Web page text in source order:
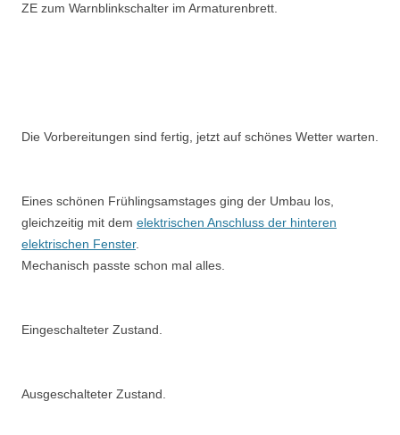
ZE zum Warnblinkschalter im Armaturenbrett.
Die Vorbereitungen sind fertig, jetzt auf schönes Wetter warten.
Eines schönen Frühlingsamstages ging der Umbau los,
gleichzeitig mit dem elektrischen Anschluss der hinteren
elektrischen Fenster.
Mechanisch passte schon mal alles.
Eingeschalteter Zustand.
Ausgeschalteter Zustand.